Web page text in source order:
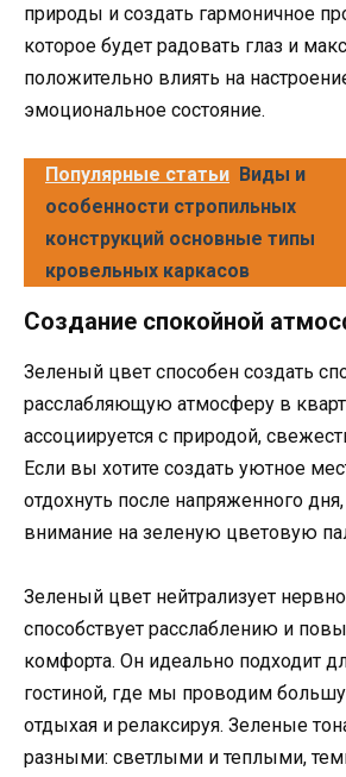
природы и создать гармоничное
которое будет радовать глаз и
положительно влиять на
эмоциональное состояние.
Популярные статьи Виды и
особенности стропильных
конструкций основные типы
кровельных каркасов
Создание спокойной
Зеленый цвет способен создать
расслабляющую атмосферу в
ассоциируется с природой,
Если вы хотите создать уютное
отдохнуть после напряженного дня,
внимание на зеленую цветовую
Зеленый цвет нейтрализует
способствует расслаблению и
комфорта. Он идеально подходит
гостиной, где мы проводим
отдыхая и релаксируя. Зеленые
разными: светлыми и теплыми,